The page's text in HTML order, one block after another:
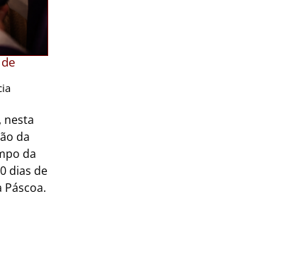
nesta
da
da
dias de